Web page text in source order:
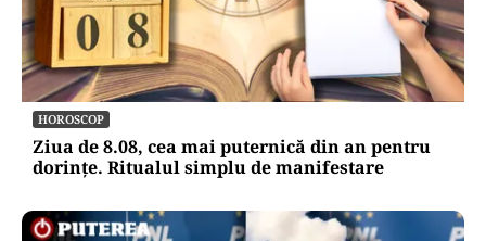
HOROSCOP
Ziua de 8.08, cea mai puternică din an pentru
dorințe. Ritualul simplu de manifestare